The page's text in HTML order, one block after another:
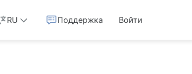
RU Поддержка Войти